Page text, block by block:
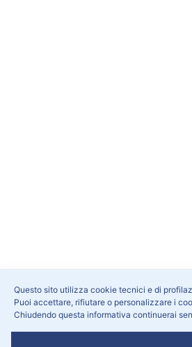
Questo sito utilizza cookie tecnici e di
Puoi accettare, rifiutare o personalizzare i
Chiudendo questa informativa continuerai